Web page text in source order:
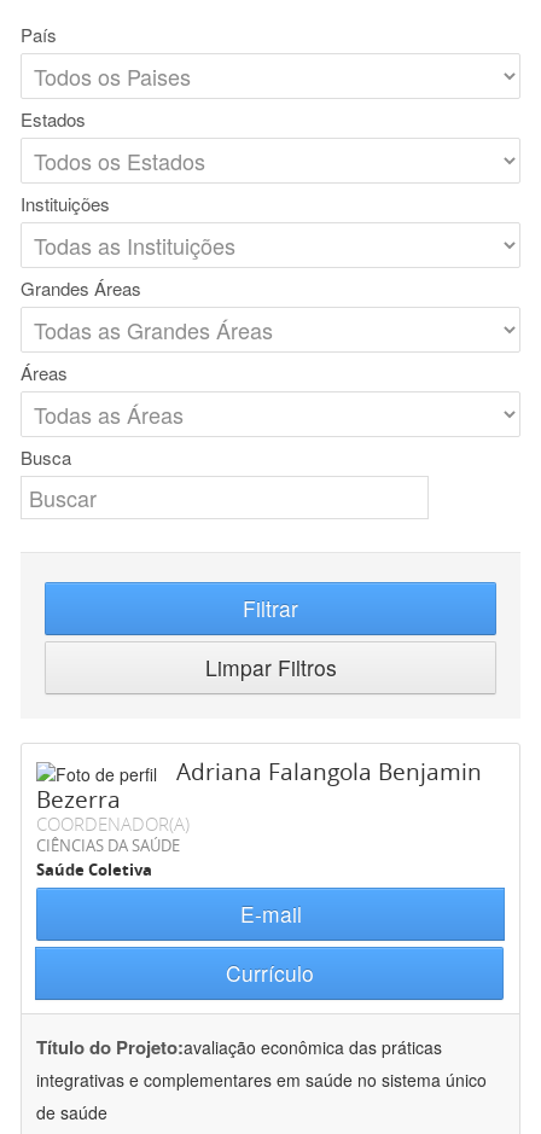
País
Estados
Instituições
Grandes Áreas
Áreas
Busca
Filtrar
Limpar Filtros
Adriana Falangola Benjamin
Bezerra
COORDENADOR(A)
CIÊNCIAS DA SAÚDE
Saúde Coletiva
E-mail
Currículo
Título do Projeto:avaliação econômica das práticas
integrativas e complementares em saúde no sistema único
de saúde